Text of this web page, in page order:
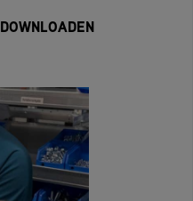
DOWNLOADEN